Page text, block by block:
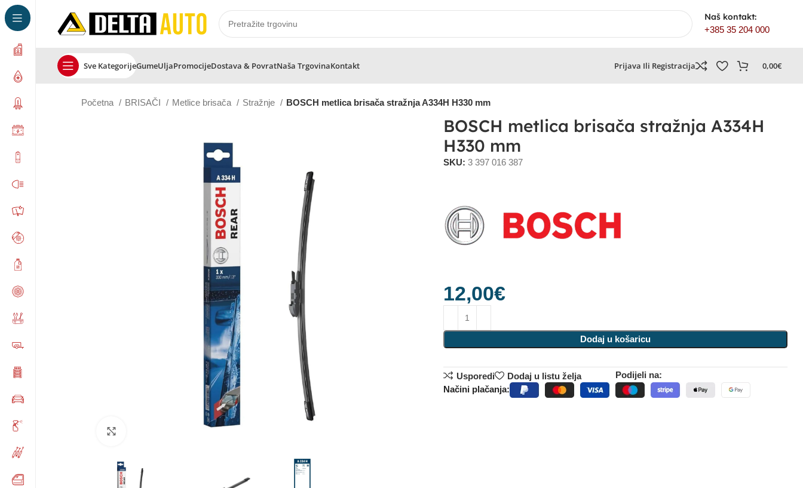
Naš kontakt:
+385 35 204 000
Sve KategorijeGumeUljaPromocijeDostava & PovratNaša TrgovinaKontakt Prijava Ili Registracija 0,00€
Početna BRISAČI Metlice brisača Stražnje BOSCH metlica brisača stražnja A334H H330 mm
BOSCH metlica brisača stražnja A334H
H330 mm
SKU:3 397 016 387
12,00€
Dodaj u košaricu
Usporedi Dodaj u listu želja
Podijeli na:
Načini plačanja: